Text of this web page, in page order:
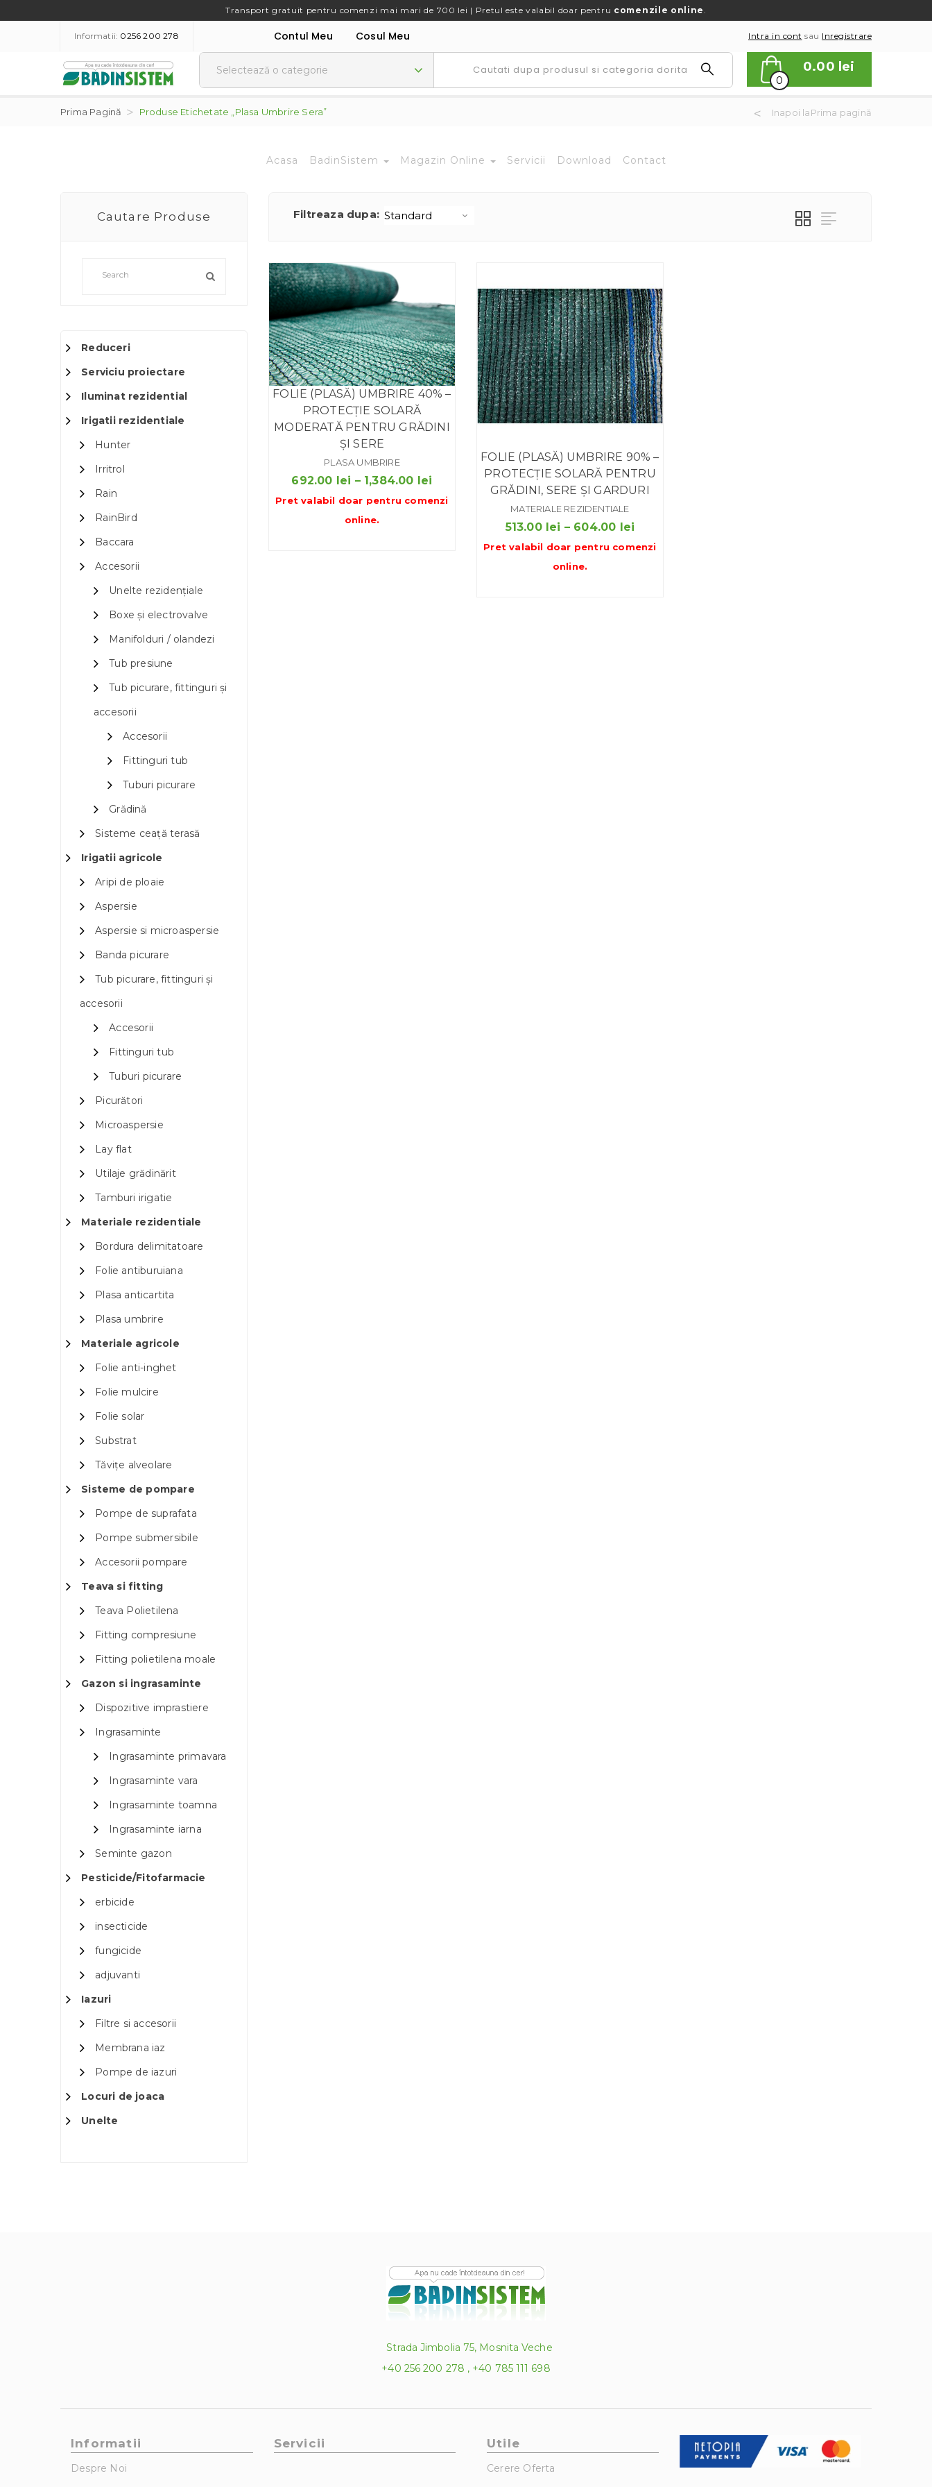
Transport gratuit pentru comenzi mai mari de 700 lei | Pretul este valabil doar pentru comenzile online.
Informatii: 0256 200 278 Contul Meu Cosul Meu Intra in cont sau Inregistrare
0
0.00 lei
Prima Pagină Produse Etichetate „plasa Umbrire Sera” Inapoi laPrima pagină
Acasa BadinSistem Magazin Online Servicii Download Contact
Cautare Produse
Reduceri
Serviciu proiectare
Iluminat rezidential
Irigatii rezidentiale
Hunter
Irritrol
Rain
RainBird
Baccara
Accesorii
Unelte rezidențiale
Boxe și electrovalve
Manifolduri / olandezi
Tub presiune
Tub picurare, fittinguri și
accesorii
Accesorii
Fittinguri tub
Tuburi picurare
Grădină
Sisteme ceață terasă
Irigatii agricole
Aripi de ploaie
Aspersie
Aspersie si microaspersie
Banda picurare
Tub picurare, fittinguri și
accesorii
Accesorii
Fittinguri tub
Tuburi picurare
Picurători
Microaspersie
Lay flat
Utilaje grădinărit
Tamburi irigatie
Materiale rezidentiale
Bordura delimitatoare
Folie antiburuiana
Plasa anticartita
Plasa umbrire
Materiale agricole
Folie anti-inghet
Folie mulcire
Folie solar
Substrat
Tăvițe alveolare
Sisteme de pompare
Pompe de suprafata
Pompe submersibile
Accesorii pompare
Teava si fitting
Teava Polietilena
Fitting compresiune
Fitting polietilena moale
Gazon si ingrasaminte
Dispozitive imprastiere
Ingrasaminte
Ingrasaminte primavara
Ingrasaminte vara
Ingrasaminte toamna
Ingrasaminte iarna
Seminte gazon
Pesticide/Fitofarmacie
erbicide
insecticide
fungicide
adjuvanti
Iazuri
Filtre si accesorii
Membrana iaz
Pompe de iazuri
Locuri de joaca
Unelte
Filtreaza dupa:
FOLIE (PLASĂ) UMBRIRE 40% –
PROTECȚIE SOLARĂ
MODERATĂ PENTRU GRĂDINI
ȘI SERE
PLASA UMBRIRE
692.00 lei – 1,384.00 lei
de
Pret valabil doar pentru comenzi
online.
FOLIE (PLASĂ) UMBRIRE 90% –
PROTECȚIE SOLARĂ PENTRU
GRĂDINI, SERE ȘI GARDURI
MATERIALE REZIDENTIALE
513.00 lei – 604.00 lei
de
Pret valabil doar pentru comenzi
online.
Strada Jimbolia 75, Mosnita Veche
+40 256 200 278 , +40 785 111 698
Informatii
Despre Noi
Servicii Utile
Cerere Oferta